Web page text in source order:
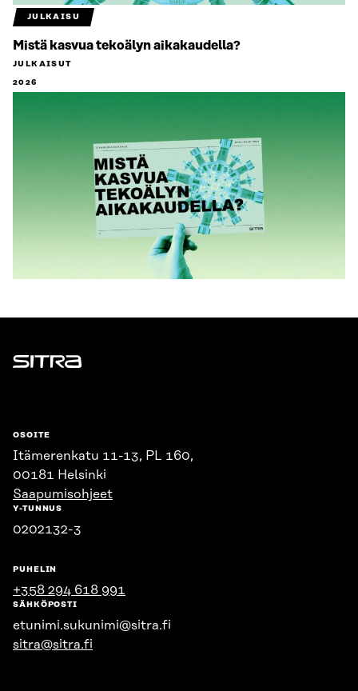
JULKAISU
Mistä kasvua tekoälyn aikakaudella?
JULKAISUT
2026
Sitra
OSOITE
Itämerenkatu 11-13, PL 160,
00181 Helsinki
Saapumisohjeet
Y-TUNNUS
0202132-3
PUHELIN
+358 294 618 991
SÄHKÖPOSTI
etunimi.sukunimi@sitra.fi
sitra@sitra.fi